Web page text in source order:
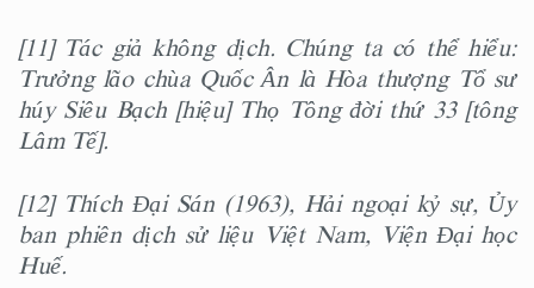
[11] Tác giả không dịch. Chúng ta có thể hiểu:
Trưởng lão chùa Quốc Ân là Hòa thượng Tổ sư
húy Siêu Bạch [hiệu] Thọ Tông đời thứ 33 [tông
Lâm Tế].
[12] Thích Đại Sán (1963), Hải ngoại kỷ sự, Ủy
ban phiên dịch sử liệu Việt Nam, Viện Đại học
Huế.